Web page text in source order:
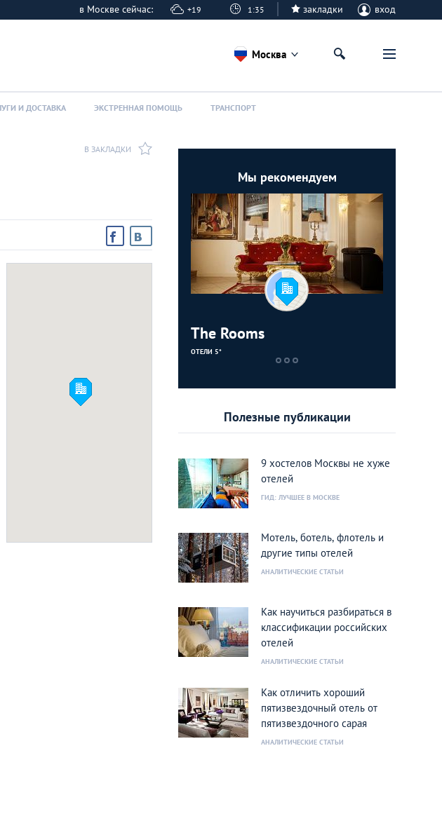
в Москве сейчас: +19 1:35 закладки вход
Москва
И ДОСТАВКА ЭКСТРЕННАЯ ПОМОЩЬ ТРАНСПОРТ
В ЗАКЛАДКИ
Мы рекомендуем
The Rooms
ОТЕЛИ 5*
Полезные публикации
9 хостелов Москвы не хуже
отелей
ГИД: ЛУЧШЕЕ В МОСКВЕ
Мотель, ботель, флотель и
другие типы отелей
АНАЛИТИЧЕСКИЕ СТАТЬИ
Как научиться разбираться в
классификации российских
отелей
АНАЛИТИЧЕСКИЕ СТАТЬИ
Как отличить хороший
пятизвездочный отель от
пятизвездочного сарая
АНАЛИТИЧЕСКИЕ СТАТЬИ